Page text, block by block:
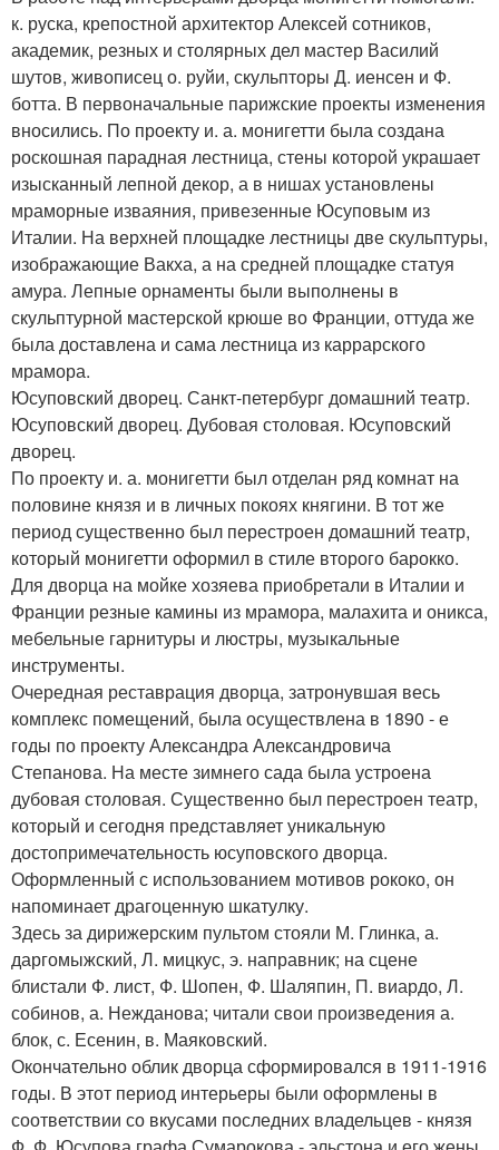
к. руска, крепостной архитектор Алексей сотников,
академик, резных и столярных дел мастер Василий
шутов, живописец о. руйи, скульпторы Д. иенсен и Ф.
ботта. В первоначальные парижские проекты изменения
вносились. По проекту и. а. монигетти была создана
роскошная парадная лестница, стены которой украшает
изысканный лепной декор, а в нишах установлены
мраморные изваяния, привезенные Юсуповым из
Италии. На верхней площадке лестницы две скульптуры,
изображающие Вакха, а на средней площадке статуя
амура. Лепные орнаменты были выполнены в
скульптурной мастерской крюше во Франции, оттуда же
была доставлена и сама лестница из каррарского
мрамора.
Юсуповский дворец. Санкт-петербург домашний театр.
Юсуповский дворец. Дубовая столовая. Юсуповский
дворец.
По проекту и. а. монигетти был отделан ряд комнат на
половине князя и в личных покоях княгини. В тот же
период существенно был перестроен домашний театр,
который монигетти оформил в стиле второго барокко.
Для дворца на мойке хозяева приобретали в Италии и
Франции резные камины из мрамора, малахита и оникса,
мебельные гарнитуры и люстры, музыкальные
инструменты.
Очередная реставрация дворца, затронувшая весь
комплекс помещений, была осуществлена в 1890 - е
годы по проекту Александра Александровича
Степанова. На месте зимнего сада была устроена
дубовая столовая. Существенно был перестроен театр,
который и сегодня представляет уникальную
достопримечательность юсуповского дворца.
Оформленный с использованием мотивов рококо, он
напоминает драгоценную шкатулку.
Здесь за дирижерским пультом стояли М. Глинка, а.
даргомыжский, Л. мицкус, э. направник; на сцене
блистали Ф. лист, Ф. Шопен, Ф. Шаляпин, П. виардо, Л.
собинов, а. Нежданова; читали свои произведения а.
блок, с. Есенин, в. Маяковский.
Окончательно облик дворца сформировался в 1911-1916
годы. В этот период интерьеры были оформлены в
соответствии со вкусами последних владельцев - князя